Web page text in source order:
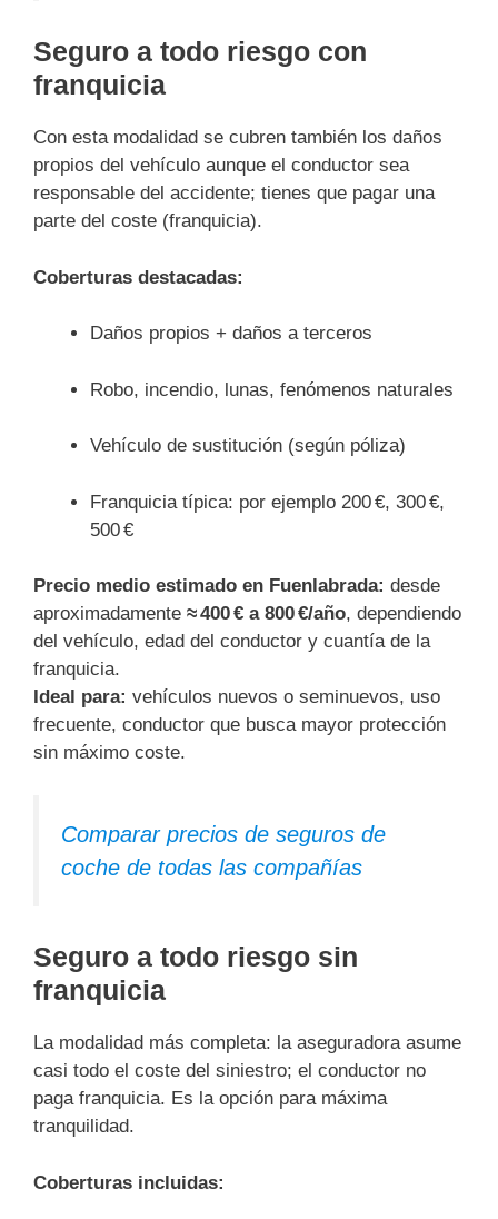
Seguro a todo riesgo con
franquicia
Con esta modalidad se cubren también los daños
propios del vehículo aunque el conductor sea
responsable del accidente; tienes que pagar una
parte del coste (franquicia).
Coberturas destacadas:
Daños propios + daños a terceros
Robo, incendio, lunas, fenómenos naturales
Vehículo de sustitución (según póliza)
Franquicia típica: por ejemplo 200 €, 300 €,
500 €
Precio medio estimado en Fuenlabrada: desde
aproximadamente ≈ 400 € a 800 €/año, dependiendo
del vehículo, edad del conductor y cuantía de la
franquicia.
Ideal para: vehículos nuevos o seminuevos, uso
frecuente, conductor que busca mayor protección
sin máximo coste.
Comparar precios de seguros de
coche de todas las compañías
Seguro a todo riesgo sin
franquicia
La modalidad más completa: la aseguradora asume
casi todo el coste del siniestro; el conductor no
paga franquicia. Es la opción para máxima
tranquilidad.
Coberturas incluidas: